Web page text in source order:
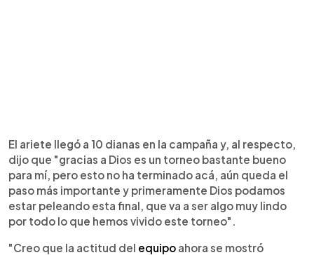
El ariete llegó a 10 dianas en la campaña y, al respecto,
dijo que "gracias a Dios es un torneo bastante bueno
para mí, pero esto no ha terminado acá, aún queda el
paso más importante y primeramente Dios podamos
estar peleando esta final, que va a ser algo muy lindo
por todo lo que hemos vivido este torneo".
"Creo que la actitud del equipo ahora se mostró